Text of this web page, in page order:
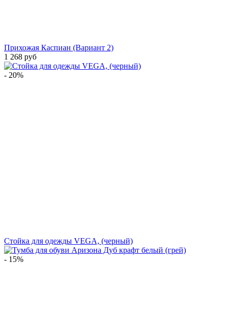
Прихожая Каспиан (Вариант 2)
1 268 руб
- 20%
Стойка для одежды VEGA, (черный)
- 15%